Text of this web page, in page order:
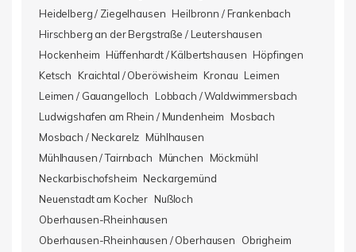
Heidelberg / Ziegelhausen Heilbronn / Frankenbach
Hirschberg an der Bergstraße / Leutershausen
Hockenheim Hüffenhardt / Kälbertshausen Höpfingen
Ketsch Kraichtal / Oberöwisheim Kronau Leimen
Leimen / Gauangelloch Lobbach / Waldwimmersbach
Ludwigshafen am Rhein / Mundenheim Mosbach
Mosbach / Neckarelz Mühlhausen
Mühlhausen / Tairnbach München Möckmühl
Neckarbischofsheim Neckargemünd
Neuenstadt am Kocher Nußloch
Oberhausen-Rheinhausen
Oberhausen-Rheinhausen / Oberhausen
Obrigheim